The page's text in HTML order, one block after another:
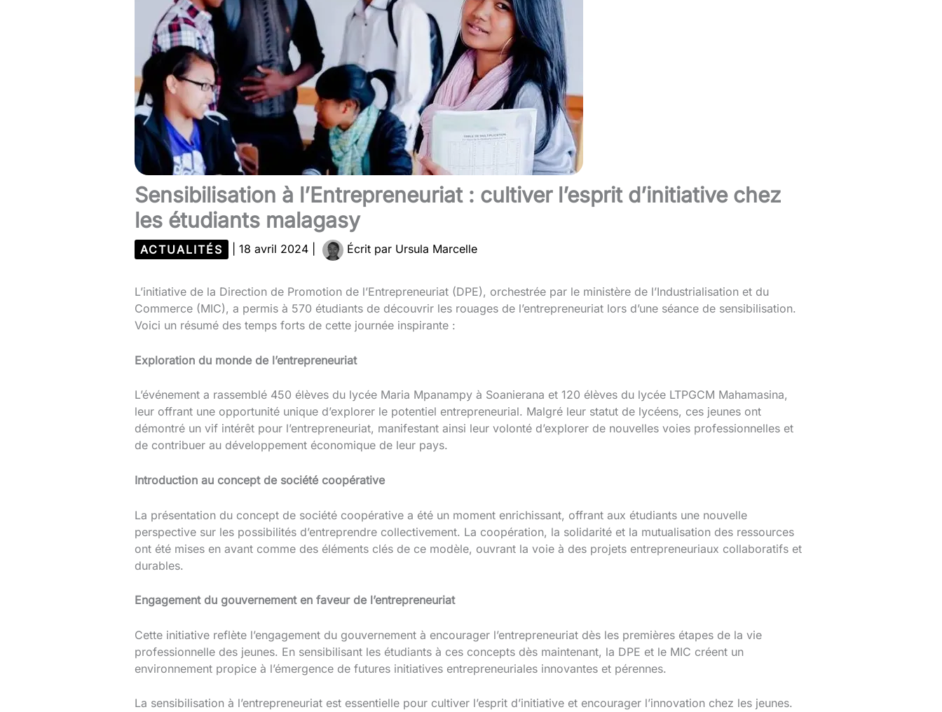
Sensibilisation à l’Entrepreneuriat : cultiver l’esprit d’initiative chez
les étudiants malagasy
ACTUALITÉS 18 avril 2024 Écrit par Ursula Marcelle
L’initiative de la Direction de Promotion de l’Entrepreneuriat (DPE), orchestrée par le ministère de l’Industrialisation et du
Commerce (MIC), a permis à 570 étudiants de découvrir les rouages de l’entrepreneuriat lors d’une séance de sensibilisation.
Voici un résumé des temps forts de cette journée inspirante :
Exploration du monde de l’entrepreneuriat
L’événement a rassemblé 450 élèves du lycée Maria Mpanampy à Soanierana et 120 élèves du lycée LTPGCM Mahamasina,
leur offrant une opportunité unique d’explorer le potentiel entrepreneurial. Malgré leur statut de lycéens, ces jeunes ont
démontré un vif intérêt pour l’entrepreneuriat, manifestant ainsi leur volonté d’explorer de nouvelles voies professionnelles et
de contribuer au développement économique de leur pays.
Introduction au concept de société coopérative
La présentation du concept de société coopérative a été un moment enrichissant, offrant aux étudiants une nouvelle
perspective sur les possibilités d’entreprendre collectivement. La coopération, la solidarité et la mutualisation des ressources
ont été mises en avant comme des éléments clés de ce modèle, ouvrant la voie à des projets entrepreneuriaux collaboratifs et
durables.
Engagement du gouvernement en faveur de l’entrepreneuriat
Cette initiative reflète l’engagement du gouvernement à encourager l’entrepreneuriat dès les premières étapes de la vie
professionnelle des jeunes. En sensibilisant les étudiants à ces concepts dès maintenant, la DPE et le MIC créent un
environnement propice à l’émergence de futures initiatives entrepreneuriales innovantes et pérennes.
La sensibilisation à l’entrepreneuriat est essentielle pour cultiver l’esprit d’initiative et encourager l’innovation chez les jeunes.